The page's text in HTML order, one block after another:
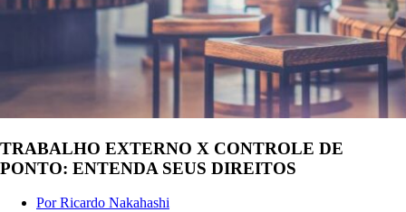
TRABALHO EXTERNO X CONTROLE DE
PONTO: ENTENDA SEUS DIREITOS
PorRicardo Nakahashi